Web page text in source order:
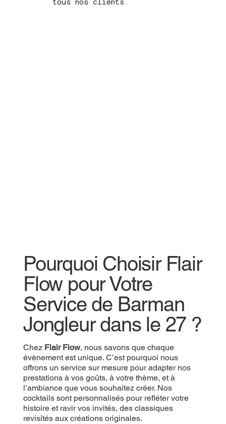
tous nos clients.
Pourquoi Choisir Flair
Flow pour Votre
Service de Barman
Jongleur dans le 27 ?
Chez Flair Flow, nous savons que chaque
évènement est unique. C’est pourquoi nous
offrons un service sur mesure pour adapter nos
prestations à vos goûts, à votre thème, et à
l’ambiance que vous souhaitez créer. Nos
cocktails sont personnalisés pour refléter votre
histoire et ravir vos invités, des classiques
revisités aux créations originales.